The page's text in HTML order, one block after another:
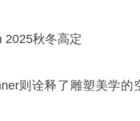
2025秋冬高定
则诠释了雕塑美学